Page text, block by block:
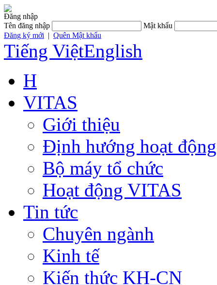
Đăng nhập
Tên đăng nhập
Mật khẩu
Đăng ký mới | Quên Mật khẩu
Tiếng ViệtEnglish
H
VITAS
Giới thiệu
Định hướng hoạt động
Bộ máy tổ chức
Hoạt động VITAS
Tin tức
Chuyên ngành
Kinh tế
Kiến thức KH-CN